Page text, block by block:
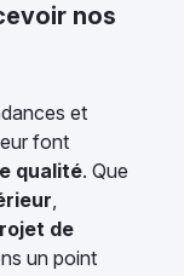
nos
et
font
qualité. Que
,
de
un point